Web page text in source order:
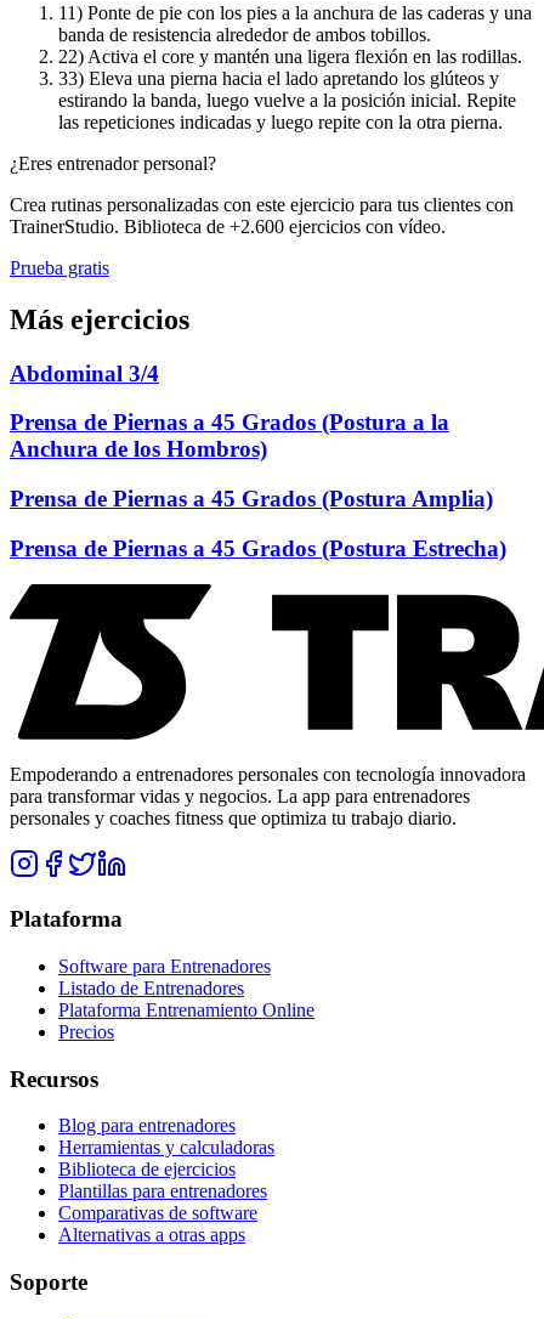
11) Ponte de pie con los pies a la anchura de las caderas y una
banda de resistencia alrededor de ambos tobillos.
22) Activa el core y mantén una ligera flexión en las rodillas.
33) Eleva una pierna hacia el lado apretando los glúteos y
estirando la banda, luego vuelve a la posición inicial. Repite
las repeticiones indicadas y luego repite con la otra pierna.
¿Eres entrenador personal?
Crea rutinas personalizadas con este ejercicio para tus clientes con
TrainerStudio. Biblioteca de +2.600 ejercicios con vídeo.
Prueba gratis
Más ejercicios
Abdominal 3/4
Prensa de Piernas a 45 Grados (Postura a la
Anchura de los Hombros)
Prensa de Piernas a 45 Grados (Postura Amplia)
Prensa de Piernas a 45 Grados (Postura Estrecha)
Empoderando a entrenadores personales con tecnología innovadora
para transformar vidas y negocios. La app para entrenadores
personales y coaches fitness que optimiza tu trabajo diario.
Plataforma
Software para Entrenadores
Listado de Entrenadores
Plataforma Entrenamiento Online
Precios
Recursos
Blog para entrenadores
Herramientas y calculadoras
Biblioteca de ejercicios
Plantillas para entrenadores
Comparativas de software
Alternativas a otras apps
Soporte